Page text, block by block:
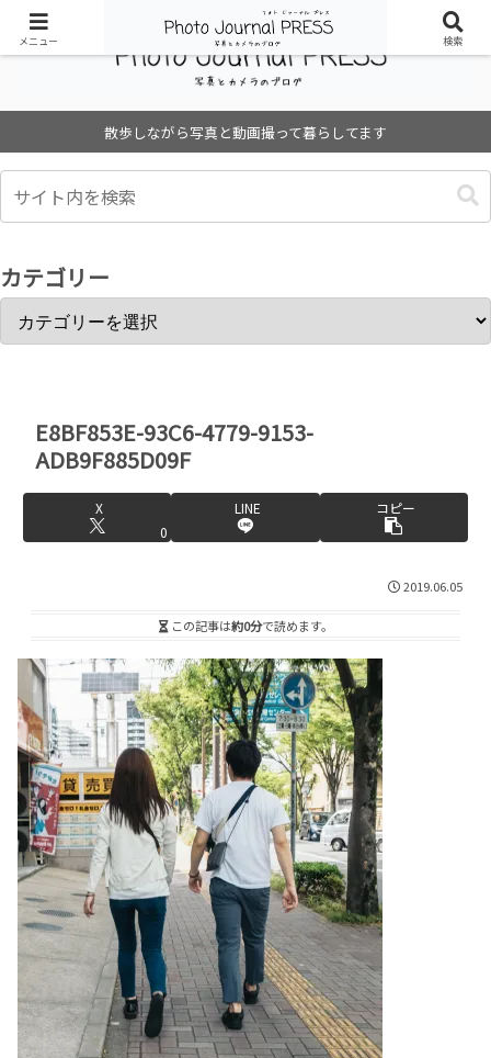
散歩しながら写真と動画撮って暮らしてます
カテゴリー
E8BF853E-93C6-4779-9153-
ADB9F885D09F
X
0
LINE コピー
2019.06.05
この記事は約0分で読めます。
メニュー 検索